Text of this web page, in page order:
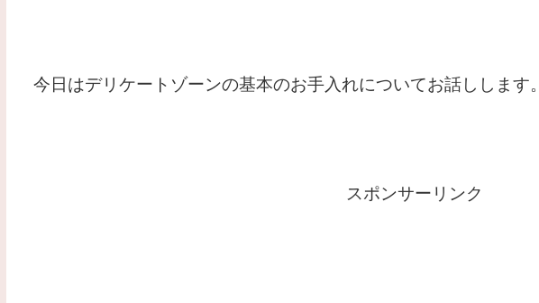
今日はデリケートゾーンの基本のお手入れについてお話しします。
スポンサーリンク